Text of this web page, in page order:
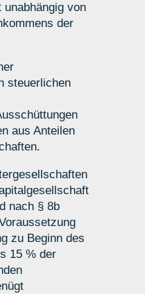
von
der
steuerlichen
aus Anteilen
nach § 8b
zu Beginn des
15 % der